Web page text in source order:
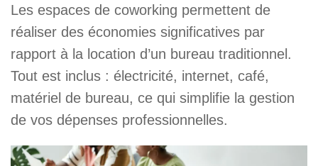
Les espaces de coworking permettent de
réaliser des économies significatives par
rapport à la location d’un bureau traditionnel.
Tout est inclus : électricité, internet, café,
matériel de bureau, ce qui simplifie la gestion
de vos dépenses professionnelles.